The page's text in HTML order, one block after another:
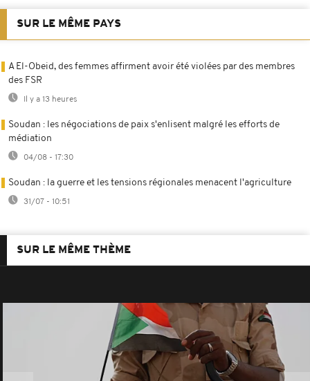
SUR LE MÊME PAYS
A El-Obeid, des femmes affirment avoir été violées par des membres
des FSR
Il y a 13 heures
Soudan : les négociations de paix s'enlisent malgré les efforts de
médiation
04/08 - 17:30
Soudan : la guerre et les tensions régionales menacent l'agriculture
31/07 - 10:51
SUR LE MÊME THÈME